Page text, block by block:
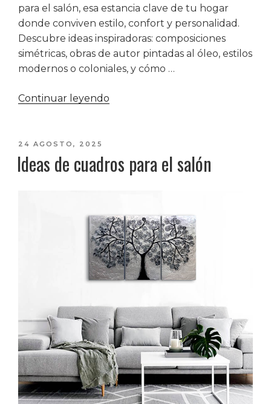
para el salón, esa estancia clave de tu hogar
donde conviven estilo, confort y personalidad.
Descubre ideas inspiradoras: composiciones
simétricas, obras de autor pintadas al óleo, estilos
modernos o coloniales, y cómo …
Continuar leyendo
PUBLICADO
24 AGOSTO, 2025
Ideas de cuadros para el salón